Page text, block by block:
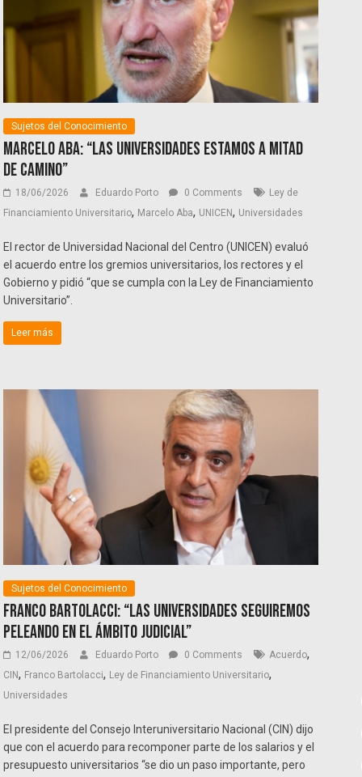
Sujetos del Conocimiento
Marcelo Aba: “Las universidades estamos a mitad
de camino”
18/06/2026 Eduardo Porto 0 Comments
Ley de
Financiamiento Universitario, Marcelo Aba, UNICEN, Universidades
El rector de Universidad Nacional del Centro (UNICEN) evaluó
el acuerdo entre los gremios universitarios, los rectores y el
Gobierno y pidió “que se cumpla con la Ley de Financiamiento
Universitario”.
Leer más
Sujetos del Conocimiento
Franco Bartolacci: “Las universidades seguiremos
peleando en el ámbito judicial”
12/06/2026 Eduardo Porto 0 Comments Acuerdo,
CIN, Franco Bartolacci, Ley de Financiamiento Universitario,
Universidades
El presidente del Consejo Interuniversitario Nacional (CIN) dijo
que con el acuerdo para recomponer parte de los salarios y el
presupuesto universitarios “se dio un paso importante, pero